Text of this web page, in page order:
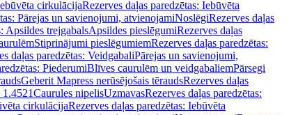
cirkulācijaRezerves daļas paredzētas: Iebūvēta
Pārejas un savienojumi, atvienojamiNoslēgiRezerves daļas
Apsildes trejgabalsApsildes pieslēgumiRezerves daļas
Stiprinājumi pieslēgumiemRezerves daļas paredzētas:
daļas paredzētas: VeidgabaliPārejas un savienojumi,
PiederumiBlīves caurulēm un veidgabaliemPārsegi
Geberit Mapress nerūsējošais tēraudsRezerves daļas
1.4521Caurules nipelisUzmavasRezerves daļas paredzētas:
cirkulācijaRezerves daļas paredzētas: Iebūvēta